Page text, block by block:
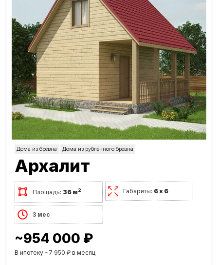
Дома из бревна Дома из рубленного бревна
Архалит
Площадь: 36 м2 Габариты: 6 х 6
3 мес
~954 000 ₽
В ипотеку ~7 950 ₽ в месяц